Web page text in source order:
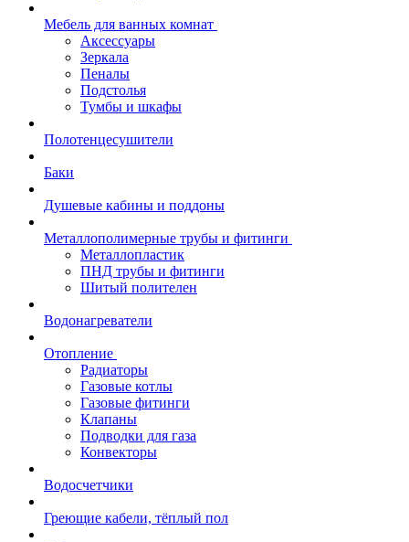
Мебель для ванных комнат
Аксессуары
Зеркала
Пеналы
Подстолья
Тумбы и шкафы
Полотенцесушители
Баки
Душевые кабины и поддоны
Металлополимерные трубы и фитинги
Металлопластик
ПНД трубы и фитинги
Шитый полителен
Водонагреватели
Отопление
Радиаторы
Газовые котлы
Газовые фитинги
Клапаны
Подводки для газа
Конвекторы
Водосчетчики
Греющие кабели, тёплый пол